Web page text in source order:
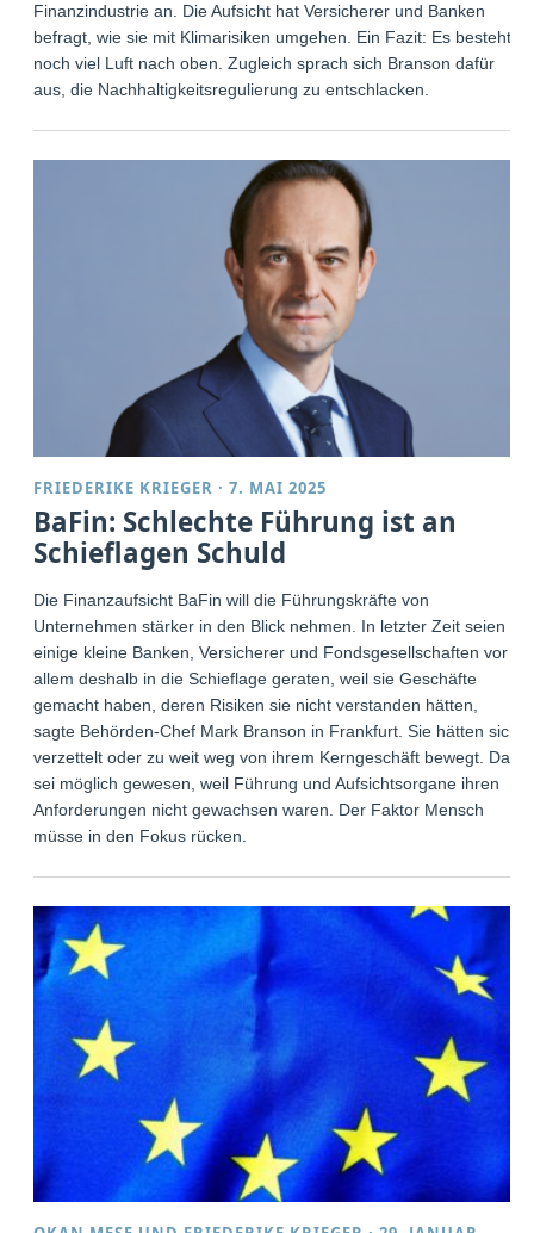
Finanzindustrie an. Die Aufsicht hat Versicherer und Banken
befragt, wie sie mit Klimarisiken umgehen. Ein Fazit: Es besteht
noch viel Luft nach oben. Zugleich sprach sich Branson dafür
aus, die Nachhaltigkeitsregulierung zu entschlacken.
FRIEDERIKE KRIEGER ·7. MAI 2025
BaFin: Schlechte Führung ist an
Schieflagen Schuld
Die Finanzaufsicht BaFin will die Führungskräfte von
Unternehmen stärker in den Blick nehmen. In letzter Zeit seien
einige kleine Banken, Versicherer und Fondsgesellschaften vor
allem deshalb in die Schieflage geraten, weil sie Geschäfte
gemacht haben, deren Risiken sie nicht verstanden hätten,
sagte Behörden-Chef Mark Branson in Frankfurt. Sie hätten sich
verzettelt oder zu weit weg von ihrem Kerngeschäft bewegt. Das
sei möglich gewesen, weil Führung und Aufsichtsorgane ihren
Anforderungen nicht gewachsen waren. Der Faktor Mensch
müsse in den Fokus rücken.